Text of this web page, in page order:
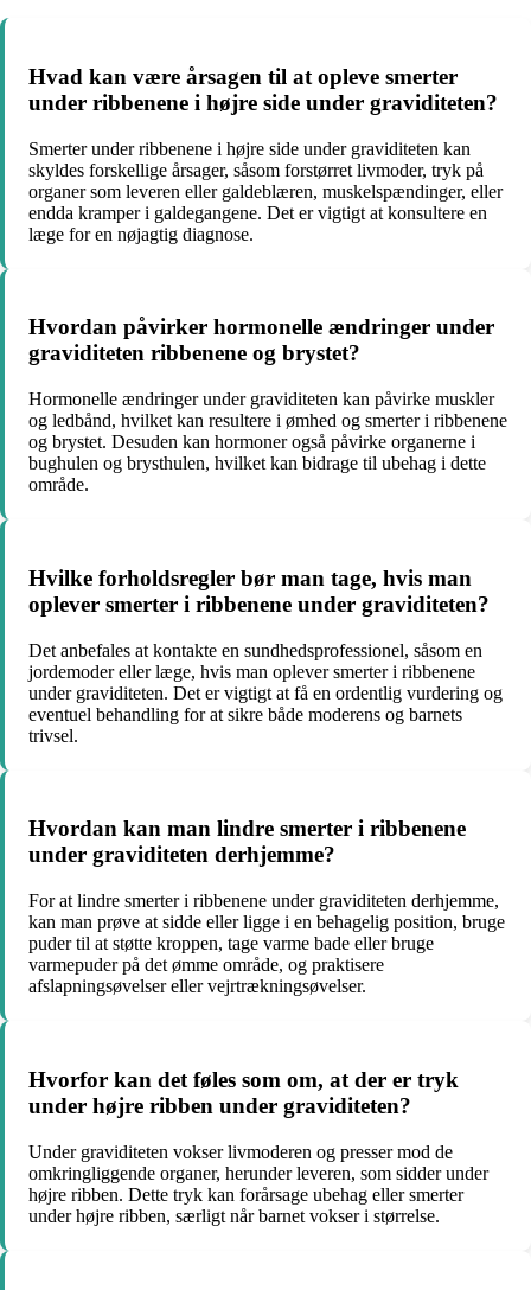
Hvad kan være årsagen til at opleve smerter
under ribbenene i højre side under graviditeten?
Smerter under ribbenene i højre side under graviditeten kan
skyldes forskellige årsager, såsom forstørret livmoder, tryk på
organer som leveren eller galdeblæren, muskelspændinger, eller
endda kramper i galdegangene. Det er vigtigt at konsultere en
læge for en nøjagtig diagnose.
Hvordan påvirker hormonelle ændringer under
graviditeten ribbenene og brystet?
Hormonelle ændringer under graviditeten kan påvirke muskler
og ledbånd, hvilket kan resultere i ømhed og smerter i ribbenene
og brystet. Desuden kan hormoner også påvirke organerne i
bughulen og brysthulen, hvilket kan bidrage til ubehag i dette
område.
Hvilke forholdsregler bør man tage, hvis man
oplever smerter i ribbenene under graviditeten?
Det anbefales at kontakte en sundhedsprofessionel, såsom en
jordemoder eller læge, hvis man oplever smerter i ribbenene
under graviditeten. Det er vigtigt at få en ordentlig vurdering og
eventuel behandling for at sikre både moderens og barnets
trivsel.
Hvordan kan man lindre smerter i ribbenene
under graviditeten derhjemme?
For at lindre smerter i ribbenene under graviditeten derhjemme,
kan man prøve at sidde eller ligge i en behagelig position, bruge
puder til at støtte kroppen, tage varme bade eller bruge
varmepuder på det ømme område, og praktisere
afslapningsøvelser eller vejrtrækningsøvelser.
Hvorfor kan det føles som om, at der er tryk
under højre ribben under graviditeten?
Under graviditeten vokser livmoderen og presser mod de
omkringliggende organer, herunder leveren, som sidder under
højre ribben. Dette tryk kan forårsage ubehag eller smerter
under højre ribben, særligt når barnet vokser i størrelse.